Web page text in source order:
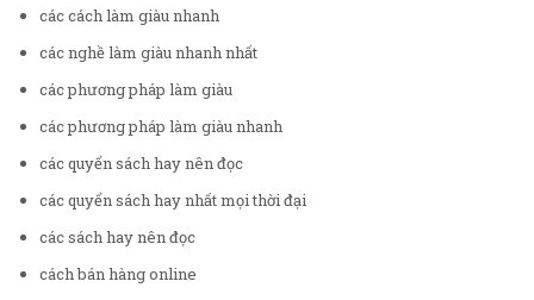
các cách làm giàu nhanh
các nghề làm giàu nhanh nhất
các phương pháp làm giàu
các phương pháp làm giàu nhanh
các quyển sách hay nên đọc
các quyển sách hay nhất mọi thời đại
các sách hay nên đọc
cách bán hàng online